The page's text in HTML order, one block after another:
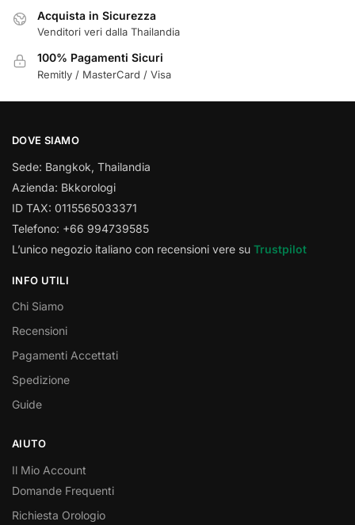
Acquista in Sicurezza
Venditori veri dalla Thailandia
100% Pagamenti Sicuri
Remitly / MasterCard / Visa
DOVE SIAMO
Sede: Bangkok, Thailandia
Azienda: Bkkorologi
ID TAX: 0115565033371
Telefono: +66 994739585
L’unico negozio italiano con recensioni vere su Trustpilot
INFO UTILI
Chi Siamo
Recensioni
Pagamenti Accettati
Spedizione
Guide
AIUTO
Il Mio Account
Domande Frequenti
Richiesta Orologio